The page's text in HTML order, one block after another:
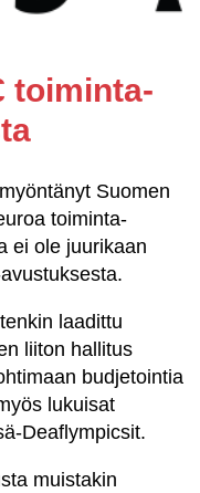
toiminta-
Suomen
toiminta-
ei ole juurikaan
laadittu
liiton hallitus
budjetointia
lukuisat
Deaflympicsit.
muistakin